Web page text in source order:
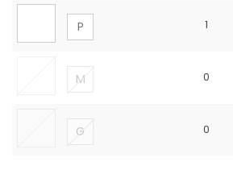
P 1
M 0
G 0